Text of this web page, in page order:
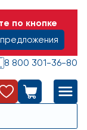
по кнопке
8 800 301-36-80